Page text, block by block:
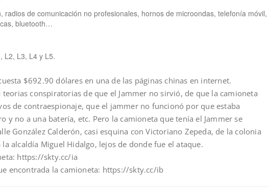
radios de comunicación no profesionales, hornos de microondas, telefonía móvil,
bluetooth…
L2, L3, L4 y L5.
$692.90 dólares en una de las páginas chinas en internet.
conspiratorias de que el Jammer no sirvió, de que la camioneta
de contraespionaje, que el jammer no funcionó por que estaba
y no a una batería, etc. Pero la camioneta que tenía el Jammer se
González Calderón, casi esquina con Victoriano Zepeda, de la colonia
alcaldía Miguel Hidalgo, lejos de donde fue el ataque.
https://skty.cc/ia
encontrada la camioneta: https://skty.cc/ib